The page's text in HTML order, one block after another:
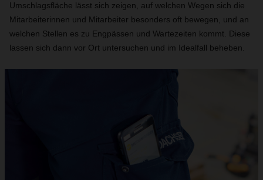
Umschlagsfläche lässt sich zeigen, auf welchen Wegen sich die
Mitarbeiterinnen und Mitarbeiter besonders oft bewegen, und an
welchen Stellen es zu Engpässen und Wartezeiten kommt. Diese
lassen sich dann vor Ort untersuchen und im Idealfall beheben.